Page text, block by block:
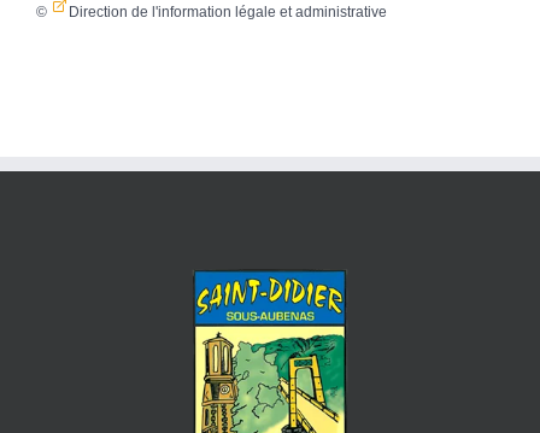
© Direction de l'information légale et administrative